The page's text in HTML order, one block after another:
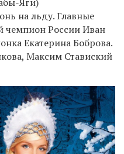
на льду. Главные
чемпион России Иван
Екатерина Боброва.
Максим Ставиский